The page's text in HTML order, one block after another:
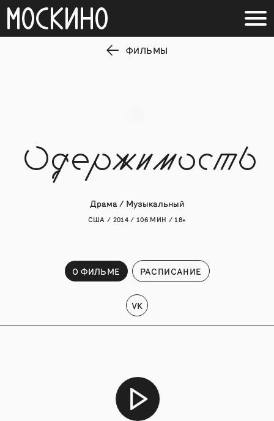
ФИЛЬМЫ
Одержимость
Драма / Музыкальный
США / 2014 / 106 МИН / 18+
О ФИЛЬМЕ РАСПИСАНИЕ
VK